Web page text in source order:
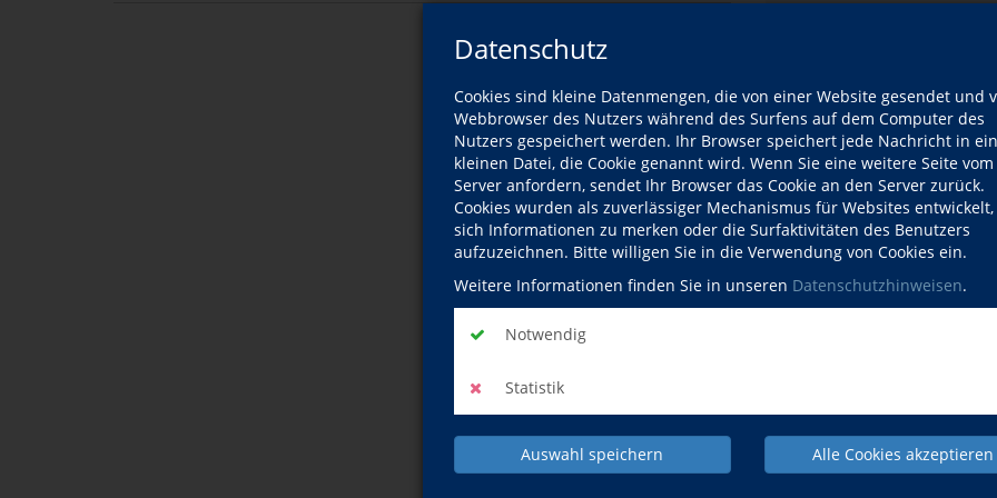
Datenschutz
Cookies sind kleine Datenmengen, die von einer Website gesendet und
Webbrowser des Nutzers während des Surfens auf dem Computer des
Nutzers gespeichert werden. Ihr Browser speichert jede Nachricht in
kleinen Datei, die Cookie genannt wird. Wenn Sie eine weitere Seite vom
Server anfordern, sendet Ihr Browser das Cookie an den Server zurück.
Cookies wurden als zuverlässiger Mechanismus für Websites
sich Informationen zu merken oder die Surfaktivitäten des Benutzers
aufzuzeichnen. Bitte willigen Sie in die Verwendung von Cookies ein.
Weitere Informationen finden Sie in unseren Datenschutzhinweisen.
Notwendig
Statistik
Auswahl speichern Alle Cookies akzeptieren
Ort
Kursdetails drucken
Hier
Mehr